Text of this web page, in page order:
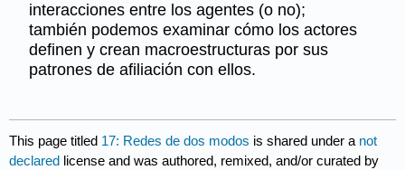
interacciones entre los agentes (o no);
también podemos examinar cómo los actores
definen y crean macroestructuras por sus
patrones de afiliación con ellos.
This page titled 17: Redes de dos modos is shared under a not
declared license and was authored, remixed, and/or curated by